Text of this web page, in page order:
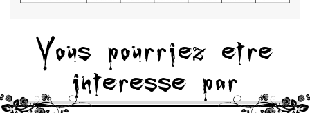
Vous pourriez etre
interesse par